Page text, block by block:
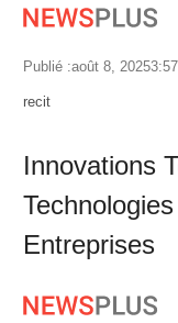
Publié :août 8, 2025
Author
recit
Innovations
Entreprises